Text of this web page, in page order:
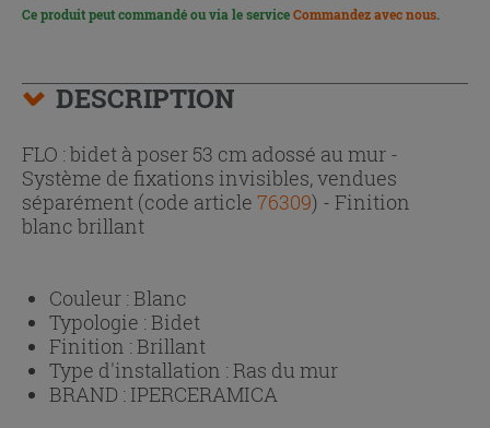
Ce produit peut commandé ou via le serviceCommandez avec nous.
DESCRIPTION
FLO : bidet à poser 53 cm adossé au mur -
Système de fixations invisibles, vendues
séparément (code article 76309) - Finition
blanc brillant
Couleur :Blanc
Typologie :Bidet
Finition :Brillant
Type d'installation :Ras du mur
BRAND : IPERCERAMICA